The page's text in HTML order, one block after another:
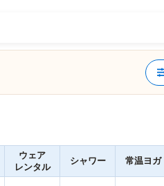
ウェア
レンタル
シャワー 常温ヨガ